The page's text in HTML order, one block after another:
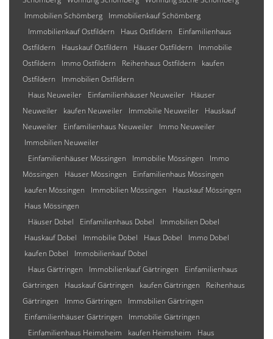
Immobilien Schömberg
Immobilienkauf Schömberg
Immobilienkauf Ostfildern
Haus Ostfildern
Einfamilienhaus
Ostfildern
Hauskauf Ostfildern Häuser Ostfildern
Immobilie
Ostfildern
Immo Ostfildern Reihenhaus Ostfildern
kaufen
Ostfildern
Immobilien Ostfildern
Haus Neuweiler
Einfamilienhäuser Neuweiler
Häuser
Neuweiler
kaufen Neuweiler Immobilie Neuweiler
Hauskauf
Neuweiler
Einfamilienhaus Neuweiler
Immo Neuweiler
Immobilien Neuweiler
Einfamilienhäuser Mössingen
Immobilie Mössingen
Immo
Mössingen
Häuser Mössingen
Einfamilienhaus Mössingen
kaufen Mössingen
Immobilien Mössingen
Hauskauf Mössingen
Haus Mössingen
Häuser Dobel
Einfamilienhaus Dobel
Immobilien Dobel
Hauskauf Dobel
Immobilie Dobel Haus Dobel
Immo Dobel
kaufen Dobel
Immobilienkauf Dobel
Haus Gärtringen
Immobilienkauf Gärtringen
Einfamilienhaus
Gärtringen
Hauskauf Gärtringen kaufen Gärtringen
Reihenhaus
Gärtringen
Immo Gärtringen
Immobilien Gärtringen
Einfamilienhäuser Gärtringen
Immobilie Gärtringen
Einfamilienhaus Heimsheim
kaufen Heimsheim Haus